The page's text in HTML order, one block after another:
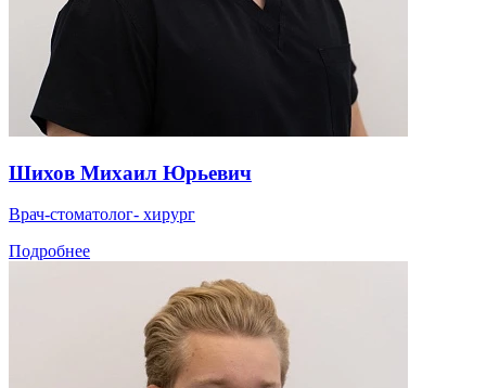
Шихов Михаил Юрьевич
Врач-стоматолог- хирург
Подробнее